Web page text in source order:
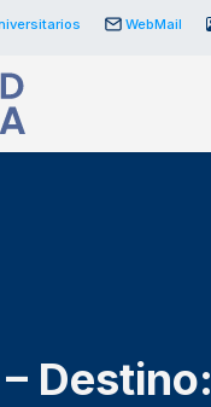
WebMail
Destino: